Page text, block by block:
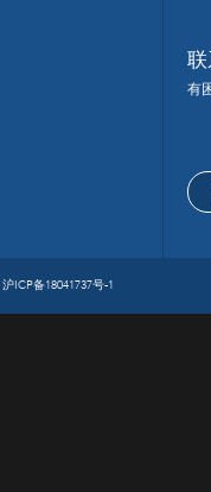
有
沪ICP备18041737号-1